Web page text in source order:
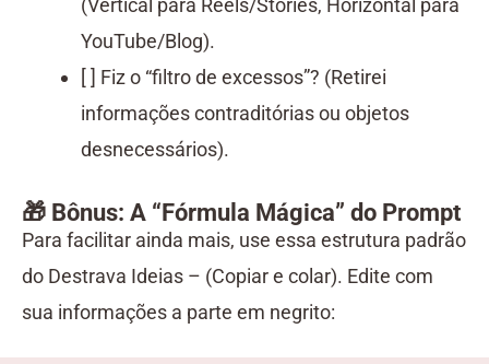
(Vertical para Reels/Stories, Horizontal para
YouTube/Blog).
[ ] Fiz o “filtro de excessos”? (Retirei
informações contraditórias ou objetos
desnecessários).
🎁 Bônus: A “Fórmula Mágica” do Prompt
Para facilitar ainda mais, use essa estrutura padrão
do Destrava Ideias – (Copiar e colar). Edite com
sua informações a parte em negrito: